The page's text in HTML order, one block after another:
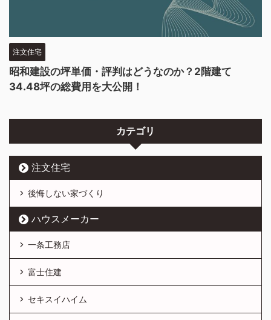
注文住宅
昭和建設の坪単価・評判はどうなのか？2階建て
34.48坪の総費用を大公開！
カテゴリ
注文住宅
後悔しない家づくり
ハウスメーカー
一条工務店
富士住建
セキスイハイム